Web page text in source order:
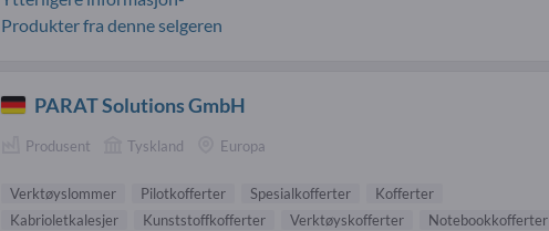
Produkter fra denne selgeren
PARAT Solutions GmbH
Produsent Tyskland Europa
Verktøyslommer Pilotkofferter Spesialkofferter
Kofferter
Kabrioletkalesjer
Kunststoffkofferter Verktøyskofferter
Notebookkofferter